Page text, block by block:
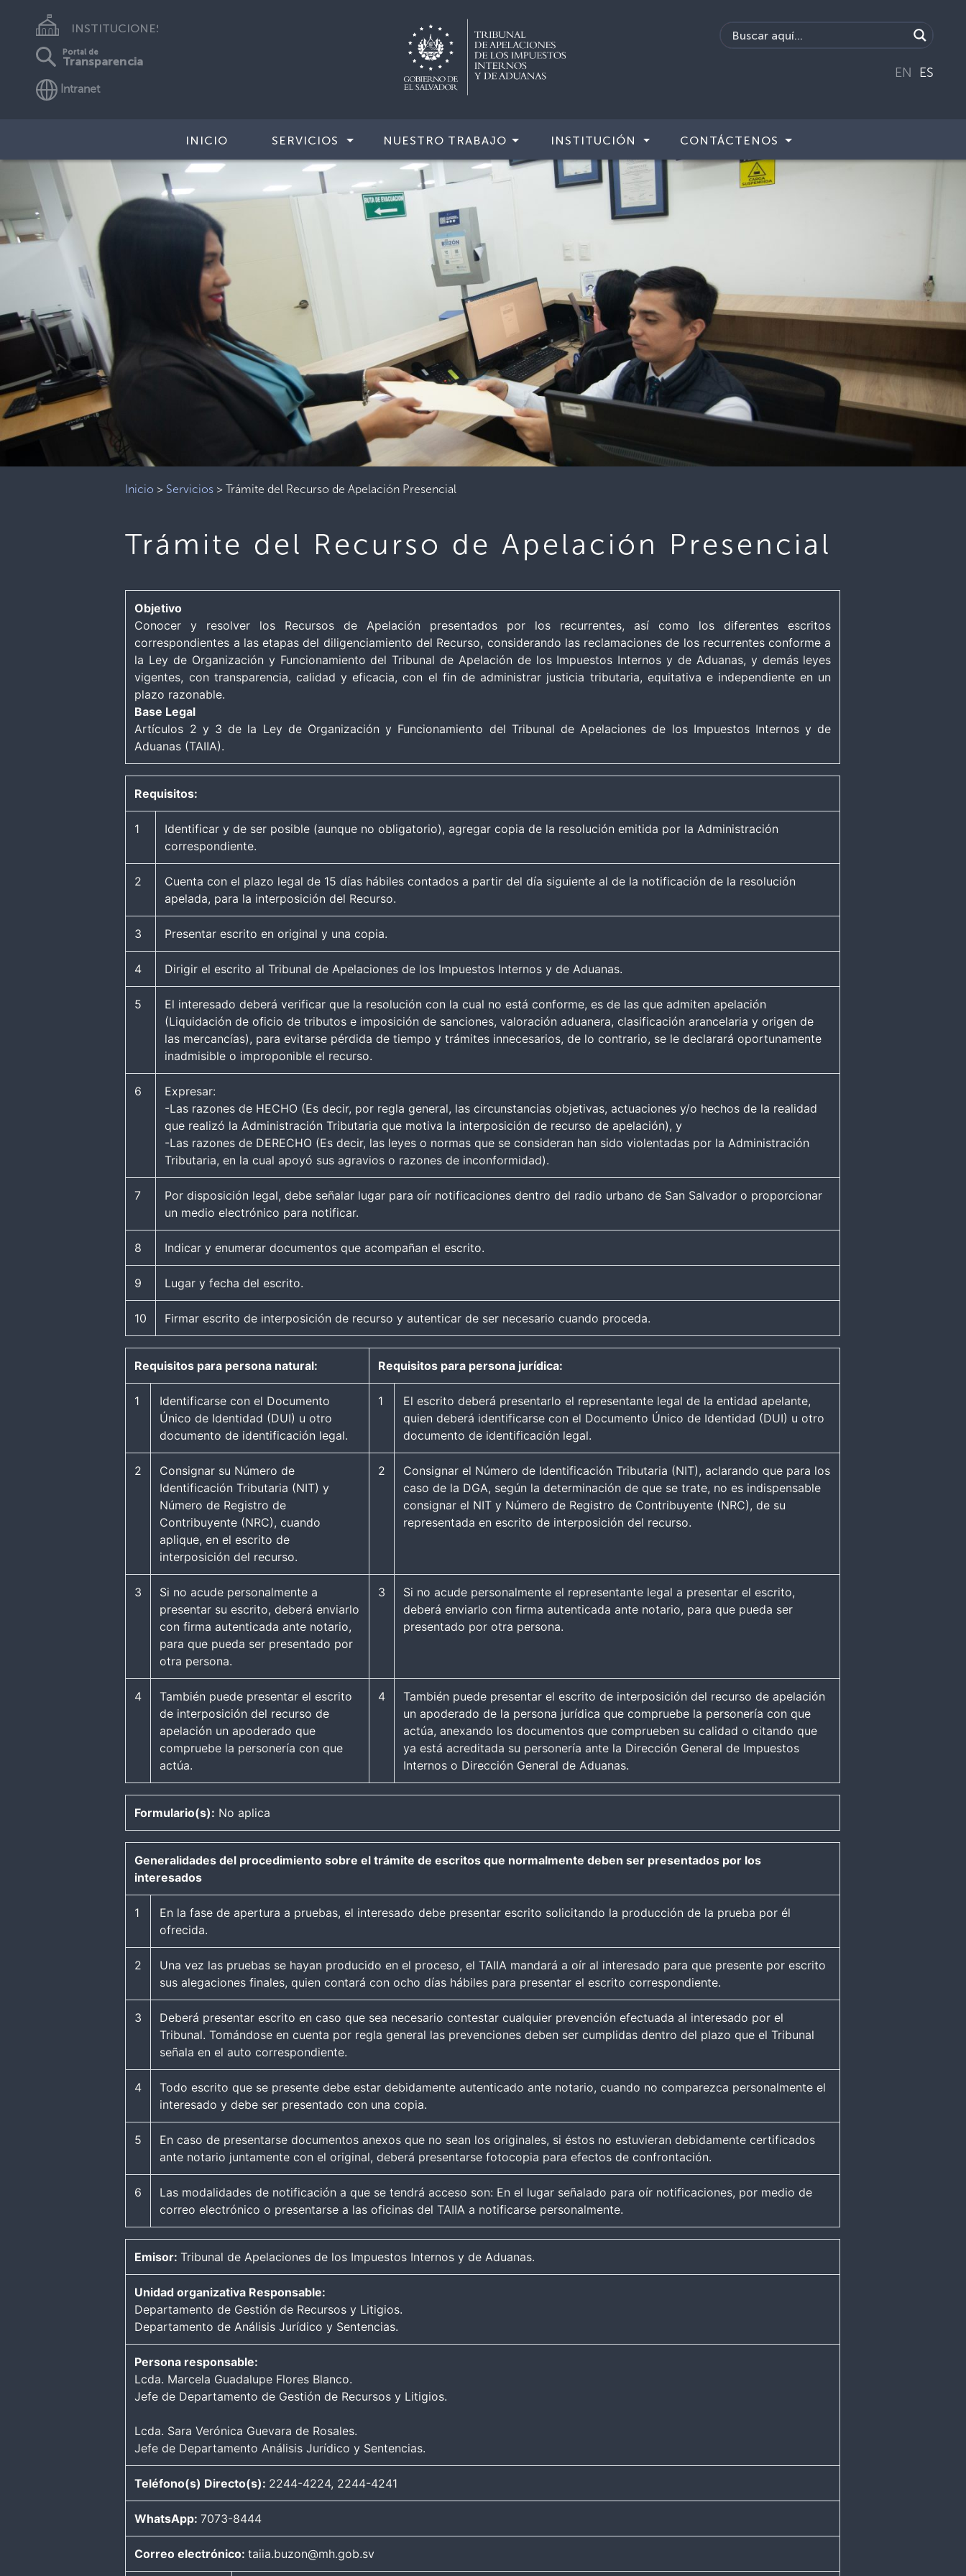
INSTITUCIONES
Portal de
Transparencia
Intranet
EN ES
INICIO SERVICIOS NUESTRO TRABAJO INSTITUCIÓN CONTÁCTENOS
Inicio > Servicios >Trámite del Recurso de Apelación Presencial
Trámite del Recurso de Apelación Presencial
Objetivo
Conocer y resolver los Recursos de Apelación presentados por los recurrentes, así como los diferentes escritos
correspondientes a las etapas del diligenciamiento del Recurso, considerando las reclamaciones de los recurrentes conforme a
la Ley de Organización y Funcionamiento del Tribunal de Apelación de los Impuestos Internos y de Aduanas, y demás leyes
vigentes, con transparencia, calidad y eficacia, con el fin de administrar justicia tributaria, equitativa e independiente en un
plazo razonable.
Base Legal
Artículos 2 y 3 de la Ley de Organización y Funcionamiento del Tribunal de Apelaciones de los Impuestos Internos y de
Aduanas (TAIIA).
Requisitos:
1
Identificar y de ser posible (aunque no obligatorio), agregar copia de la resolución emitida por la Administración
correspondiente.
2
Cuenta con el plazo legal de 15 días hábiles contados a partir del día siguiente al de la notificación de la resolución
apelada, para la interposición del Recurso.
3 Presentar escrito en original y una copia.
4 Dirigir el escrito al Tribunal de Apelaciones de los Impuestos Internos y de Aduanas.
5
El interesado deberá verificar que la resolución con la cual no está conforme, es de las que admiten apelación
(Liquidación de oficio de tributos e imposición de sanciones, valoración aduanera, clasificación arancelaria y origen de
las mercancías), para evitarse pérdida de tiempo y trámites innecesarios, de lo contrario, se le declarará oportunamente
inadmisible o improponible el recurso.
6
Expresar:
-Las razones de HECHO (Es decir, por regla general, las circunstancias objetivas, actuaciones y/o hechos de la realidad
que realizó la Administración Tributaria que motiva la interposición de recurso de apelación), y
-Las razones de DERECHO (Es decir, las leyes o normas que se consideran han sido violentadas por la Administración
Tributaria, en la cual apoyó sus agravios o razones de inconformidad).
7
Por disposición legal, debe señalar lugar para oír notificaciones dentro del radio urbano de San Salvador o proporcionar
un medio electrónico para notificar.
8 Indicar y enumerar documentos que acompañan el escrito.
9 Lugar y fecha del escrito.
10 Firmar escrito de interposición de recurso y autenticar de ser necesario cuando proceda.
Requisitos para persona natural: Requisitos para persona jurídica:
1
Identificarse con el Documento
Único de Identidad (DUI) u otro
documento de identificación legal.
1
El escrito deberá presentarlo el representante legal de la entidad apelante,
quien deberá identificarse con el Documento Único de Identidad (DUI) u otro
documento de identificación legal.
2
Consignar su Número de
Identificación Tributaria (NIT) y
Número de Registro de
Contribuyente (NRC), cuando
aplique, en el escrito de
interposición del recurso.
2
Consignar el Número de Identificación Tributaria (NIT), aclarando que para los
caso de la DGA, según la determinación de que se trate, no es indispensable
consignar el NIT y Número de Registro de Contribuyente (NRC), de su
representada en escrito de interposición del recurso.
3
Si no acude personalmente a
presentar su escrito, deberá enviarlo
con firma autenticada ante notario,
para que pueda ser presentado por
otra persona.
3
Si no acude personalmente el representante legal a presentar el escrito,
deberá enviarlo con firma autenticada ante notario, para que pueda ser
presentado por otra persona.
4
También puede presentar el escrito
de interposición del recurso de
apelación un apoderado que
compruebe la personería con que
actúa.
4
También puede presentar el escrito de interposición del recurso de apelación
un apoderado de la persona jurídica que compruebe la personería con que
actúa, anexando los documentos que comprueben su calidad o citando que
ya está acreditada su personería ante la Dirección General de Impuestos
Internos o Dirección General de Aduanas.
Formulario(s): No aplica
Generalidades del procedimiento sobre el trámite de escritos que normalmente deben ser presentados por los
interesados
1
En la fase de apertura a pruebas, el interesado debe presentar escrito solicitando la producción de la prueba por él
ofrecida.
2
Una vez las pruebas se hayan producido en el proceso, el TAIIA mandará a oír al interesado para que presente por escrito
sus alegaciones finales, quien contará con ocho días hábiles para presentar el escrito correspondiente.
3
Deberá presentar escrito en caso que sea necesario contestar cualquier prevención efectuada al interesado por el
Tribunal. Tomándose en cuenta por regla general las prevenciones deben ser cumplidas dentro del plazo que el Tribunal
señala en el auto correspondiente.
4
Todo escrito que se presente debe estar debidamente autenticado ante notario, cuando no comparezca personalmente el
interesado y debe ser presentado con una copia.
5
En caso de presentarse documentos anexos que no sean los originales, si éstos no estuvieran debidamente certificados
ante notario juntamente con el original, deberá presentarse fotocopia para efectos de confrontación.
6
Las modalidades de notificación a que se tendrá acceso son: En el lugar señalado para oír notificaciones, por medio de
correo electrónico o presentarse a las oficinas del TAIIA a notificarse personalmente.
Emisor:Tribunal de Apelaciones de los Impuestos Internos y de Aduanas.
Unidad organizativa Responsable:
Departamento de Gestión de Recursos y Litigios.
Departamento de Análisis Jurídico y Sentencias.
Persona responsable:
Lcda. Marcela Guadalupe Flores Blanco.
Jefe de Departamento de Gestión de Recursos y Litigios.
Lcda. Sara Verónica Guevara de Rosales.
Jefe de Departamento Análisis Jurídico y Sentencias.
Teléfono(s) Directo(s): 2244-4224, 2244-4241
WhatsApp:7073-8444
Correo electrónico:taiia.buzon@mh.gob.sv